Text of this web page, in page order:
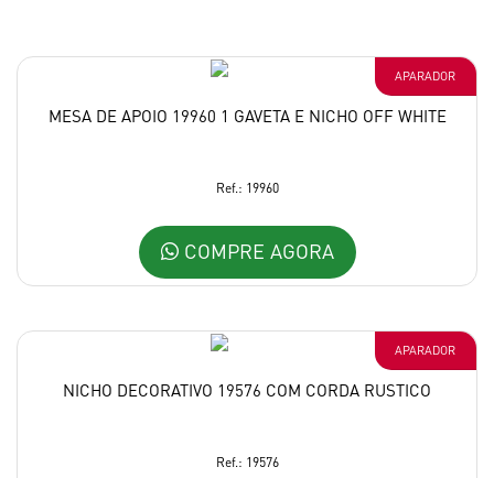
APARADOR
MESA DE APOIO 19960 1 GAVETA E NICHO OFF WHITE
Ref.: 19960
COMPRE AGORA
APARADOR
NICHO DECORATIVO 19576 COM CORDA RUSTICO
Ref.: 19576